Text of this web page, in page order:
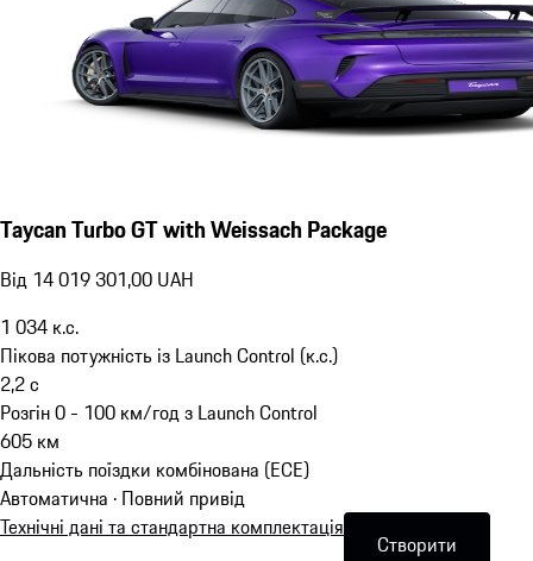
Taycan Turbo GT with Weissach Package
Від 14 019 301,00 UAH
1 034 к.с.
Пікова потужність із Launch Control (к.с.)
2,2с
Розгін 0 - 100 км/год з Launch Control
605 км
Дальність поїздки комбінована (ECE)
Автоматична · Повний привід
Технічні дані та стандартна комплектація
Створити